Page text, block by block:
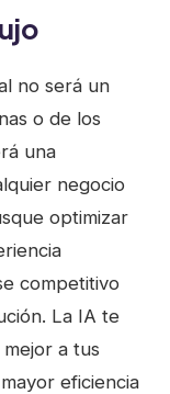
no será un
o de los
una
negocio
optimizar
competitivo
La IA te
a tus
eficiencia